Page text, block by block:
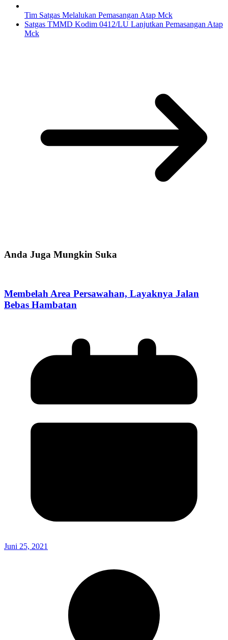
Tim Satgas Melalukan Pemasangan Atap Mck
Satgas TMMD Kodim 0412/LU Lanjutkan Pemasangan Atap
Mck
Anda Juga Mungkin Suka
Membelah Area Persawahan, Layaknya Jalan
Bebas Hambatan
Juni 25, 2021